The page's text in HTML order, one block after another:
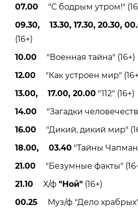
07.00 "С бодрым утром!"
09.30, 13.30, 17.30, 20.30,
(16+)
10.00 "Военная тайна" (16+)
12.00 "Как устроен мир"
13.00, 17.00, 20.00 "112" (16+)
14.00 "Загадки
16.00 "Дикий, дикий мир"
18.00, 03.40 "Тайны
21.00 "Безумные факты"
21.10 Х/ф "Ной" (16+)
00.25 Муз/ф "Дело храбрых"